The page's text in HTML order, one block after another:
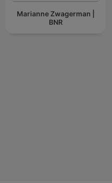
Marianne Zwagerman |
BNR